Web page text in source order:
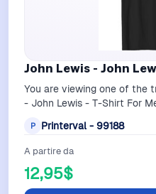
John Lewis - John
You are viewing one of the
- John Lewis - T-Shirt For
P Printerval - 99188
A partire da
12,95$